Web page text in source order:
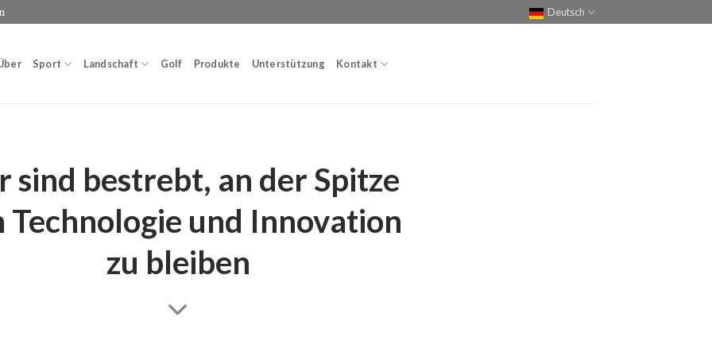
Deutsch
Sport Landschaft Golf Produkte Unterstützung Kontakt
sind bestrebt, an der Spitze
Technologie und Innovation
zu bleiben